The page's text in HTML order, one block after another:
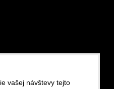
vašej návštevy tejto